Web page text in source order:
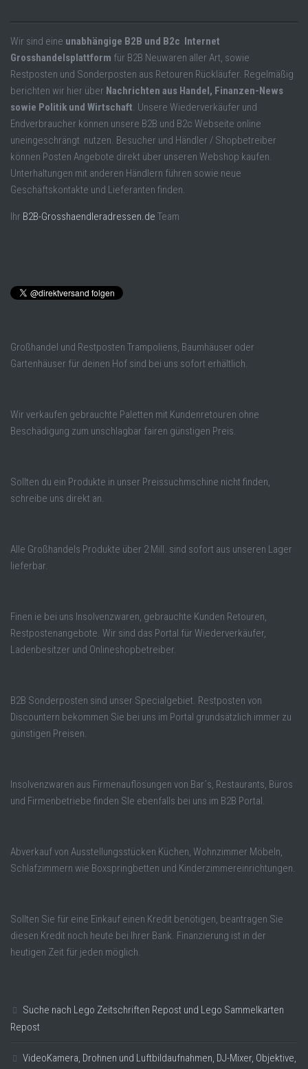
Wir sind eine unabhängige B2B und B2c Internet
Grosshandelsplattform für B2B Neuwaren aller Art, sowie
Restposten und Sonderposten aus Retouren Rückläufer. Regelmäßig
berichten wir hier über Nachrichten aus Handel, Finanzen-News
sowie Politik und Wirtschaft. Unsere Wiederverkäufer und
Endverbraucher können unsere B2B und B2c Webseite online
uneingeschrängt nutzen. Besucher und Händler / Shopbetreiber
können Posten Angebote direkt über unseren Webshop kaufen.
Unterhaltungen mit anderen Händlern führen sowie neue
Geschäftskontakte und Lieferanten finden.
Ihr B2B-Grosshaendleradressen.de Team
Großhandel und Restposten Trampoliens, Baumhäuser oder
Gartenhäuser für deinen Hof sind bei uns sofort erhältlich.
Wir verkaufen gebrauchte Paletten mit Kundenretouren ohne
Beschädigung zum unschlagbar fairen günstigen Preis.
Sollten du ein Produkte in unser Preissuchmschine nicht finden,
schreibe uns direkt an.
Alle Großhandels Produkte über 2 Mill. sind sofort aus unseren Lager
lieferbar.
Finen ie bei uns Insolvenzwaren, gebrauchte Kunden Retouren,
Restpostenangebote. Wir sind das Portal für Wiederverkäufer,
Ladenbesitzer und Onlineshopbetreiber.
B2B Sonderposten sind unser Specialgebiet. Restposten von
Discountern bekommen Sie bei uns im Portal grundsätzlich immer zu
günstigen Preisen.
Insolvenzwaren aus Firmenauflösungen von Bar´s, Restaurants, Büros
und Firmenbetriebe finden SIe ebenfalls bei uns im B2B Portal.
Abverkauf von Ausstellungsstücken Küchen, Wohnzimmer Möbeln,
Schlafzimmern wie Boxspringbetten und Kinderzimmereinrichtungen.
Sollten Sie für eine Einkauf einen Kredit benötigen, beantragen Sie
diesen Kredit noch heute bei Ihrer Bank. Finanzierung ist in der
heutigen Zeit für jeden möglich.
Suche nach Lego Zeitschriften Repost und Lego Sammelkarten
Repost
VideoKamera, Drohnen und Luftbildaufnahmen, DJ-Mixer, Objektive,